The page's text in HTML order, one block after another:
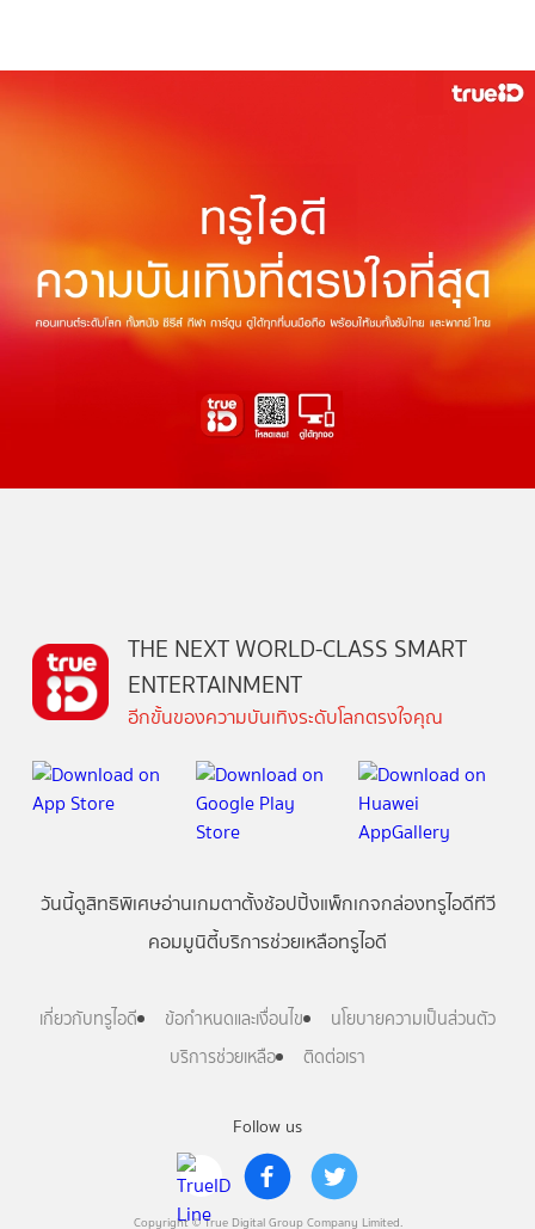
Follow us
Copyright © True Digital Group Company Limited.
THE NEXT WORLD-CLASS SMART
ENTERTAINMENT
อีกขั้นของความบันเทิงระดับโลกตรงใจคุณ
วันนี้ดูสิทธิพิเศษอ่านเกมตาตั้งช้อปปิ้งแพ็กเกจกล่องทรูไอดีทีวี
คอมมูนิตี้บริการช่วยเหลือทรูไอดี
เกี่ยวกับทรูไอดี ข้อกำหนดและเงื่อนไข
นโยบายความเป็นส่วนตัว
บริการช่วยเหลือ
ติดต่อเรา